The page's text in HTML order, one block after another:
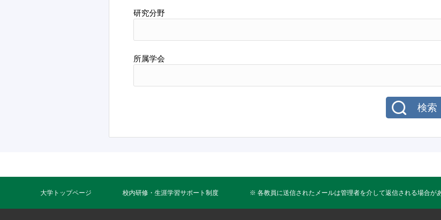
研究分野
所属学会
検索
大学トップページ 校内研修・生涯学習サポート制度 ※ 各教員に送信されたメールは管理者を介して返信される場合が